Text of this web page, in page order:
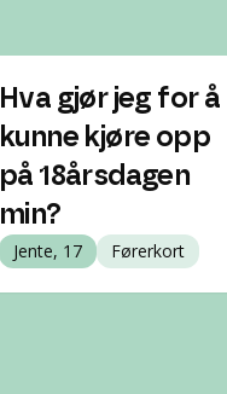
Hva gjør jeg for å
kunne kjøre opp
på 18årsdagen
min?
Jente, 17 Førerkort